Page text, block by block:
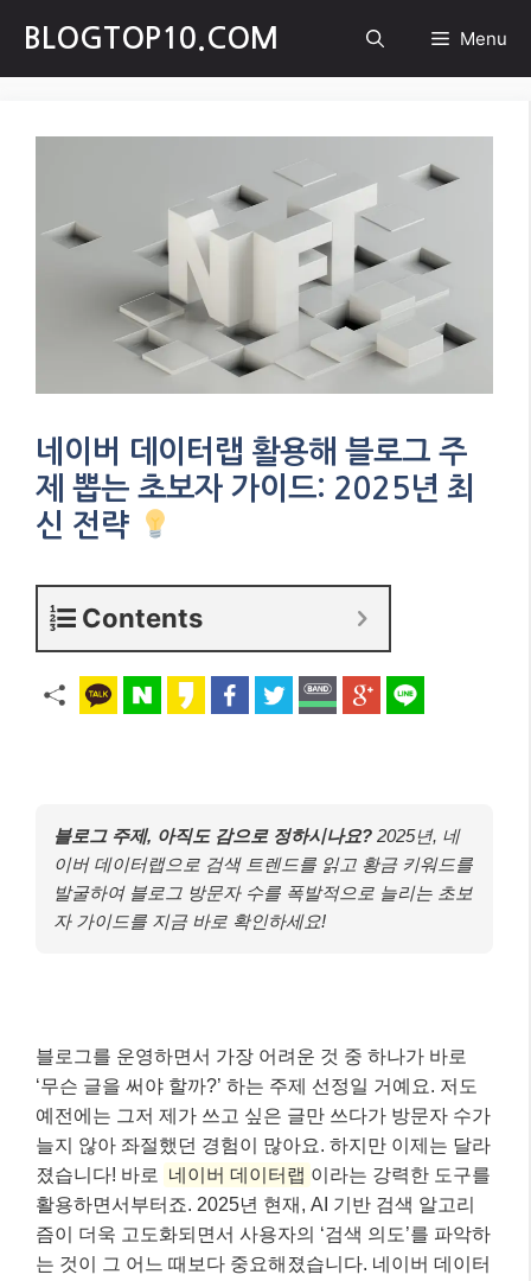
content
BLOGTOP10.COM Menu
네이버 데이터랩 활용해 블로그 주
제 뽑는 초보자 가이드: 2025년 최
신 전략
Contents
블로그 주제, 아직도 감으로 정하시나요? 2025년, 네
이버 데이터랩으로 검색 트렌드를 읽고 황금 키워드를
발굴하여 블로그 방문자 수를 폭발적으로 늘리는 초보
자 가이드를 지금 바로 확인하세요!
블로그를 운영하면서 가장 어려운 것 중 하나가 바로
‘무슨 글을 써야 할까?’ 하는 주제 선정일 거예요. 저도
예전에는 그저 제가 쓰고 싶은 글만 쓰다가 방문자 수가
늘지 않아 좌절했던 경험이 많아요. 하지만 이제는 달라
졌습니다! 바로
네이버 데이터랩 이라는 강력한 도구를
활용하면서부터죠. 2025년 현재, AI 기반 검색 알고리
즘이 더욱 고도화되면서 사용자의 ‘검색 의도’를 파악하
는 것이 그 어느 때보다 중요해졌습니다. 네이버 데이터